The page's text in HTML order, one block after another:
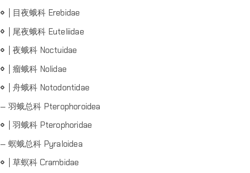
| 目夜蛾科 Erebidae
| 尾夜蛾科 Euteliidae
| 夜蛾科 Noctuidae
| 瘤蛾科 Nolidae
| 舟蛾科 Notodontidae
— 羽蛾总科 Pterophoroidea
| 羽蛾科 Pterophoridae
— 螟蛾总科 Pyraloidea
| 草螟科 Crambidae